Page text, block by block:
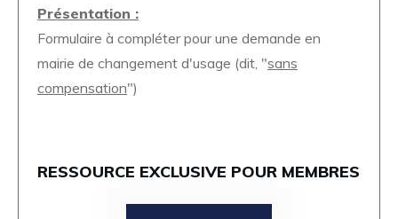
Présentation :
Formulaire à compléter pour une demande en
mairie de changement d'usage (dit, "sans
compensation")
RESSOURCE EXCLUSIVE POUR MEMBRES